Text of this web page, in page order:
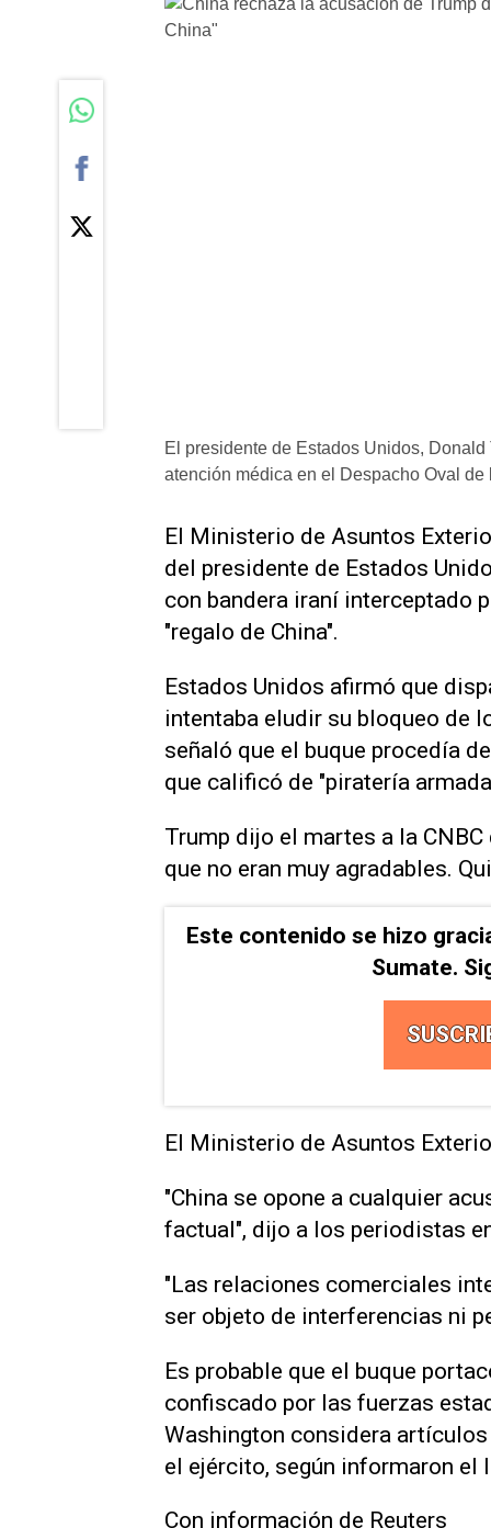
El presidente de Estados Unidos,
atención médica en el Despacho Oval
El Ministerio de Asuntos
‌del presidente de Estados
con bandera iraní interceptado
"regalo de China".
Estados Unidos afirmó que
‌intentaba eludir su bloqueo de
señaló que el buque procedía
que calificó de "piratería
Trump dijo el martes ⁠a la
que no eran muy agradables.
Este contenido se hizo
Sumate.
El Ministerio de Asuntos
"China se opone a cualquier
factual", dijo a los periodistas
"Las relaciones comerciales
ser objeto de interferencias ‌ni
Es probable que el buque
confiscado por las fuerzas
Washington considera
el ‌ejército, según ⁠informaron el
Con información de Reuters